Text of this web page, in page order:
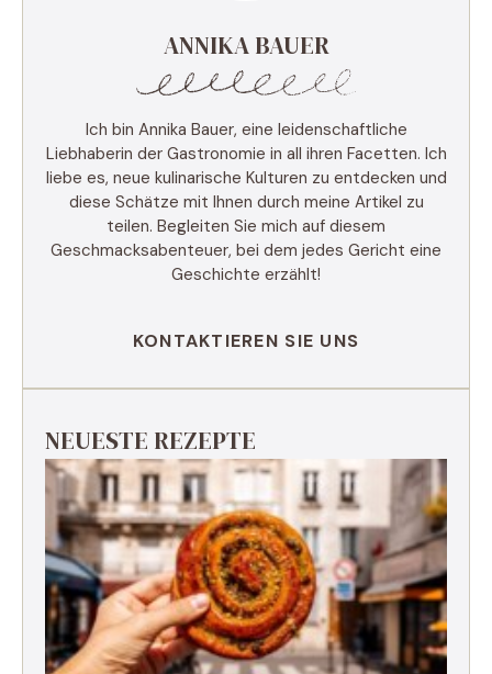
ANNIKA BAUER
Ich bin Annika Bauer, eine leidenschaftliche
Liebhaberin der Gastronomie in all ihren Facetten. Ich
liebe es, neue kulinarische Kulturen zu entdecken und
diese Schätze mit Ihnen durch meine Artikel zu
teilen. Begleiten Sie mich auf diesem
Geschmacksabenteuer, bei dem jedes Gericht eine
Geschichte erzählt!
KONTAKTIEREN SIE UNS
NEUESTE REZEPTE